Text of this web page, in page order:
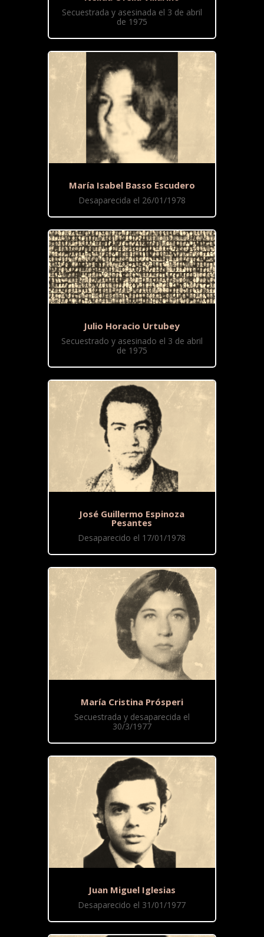
Secuestrada y asesinada el 3 de abril
de 1975
María Isabel Basso Escudero
Desaparecida el 26/01/1978
Julio Horacio Urtubey
Secuestrado y asesinado el 3 de abril
de 1975
José Guillermo Espinoza
Pesantes
Desaparecido el 17/01/1978
María Cristina Prósperi
Secuestrada y desaparecida el
30/3/1977
Juan Miguel Iglesias
Desaparecido el 31/01/1977